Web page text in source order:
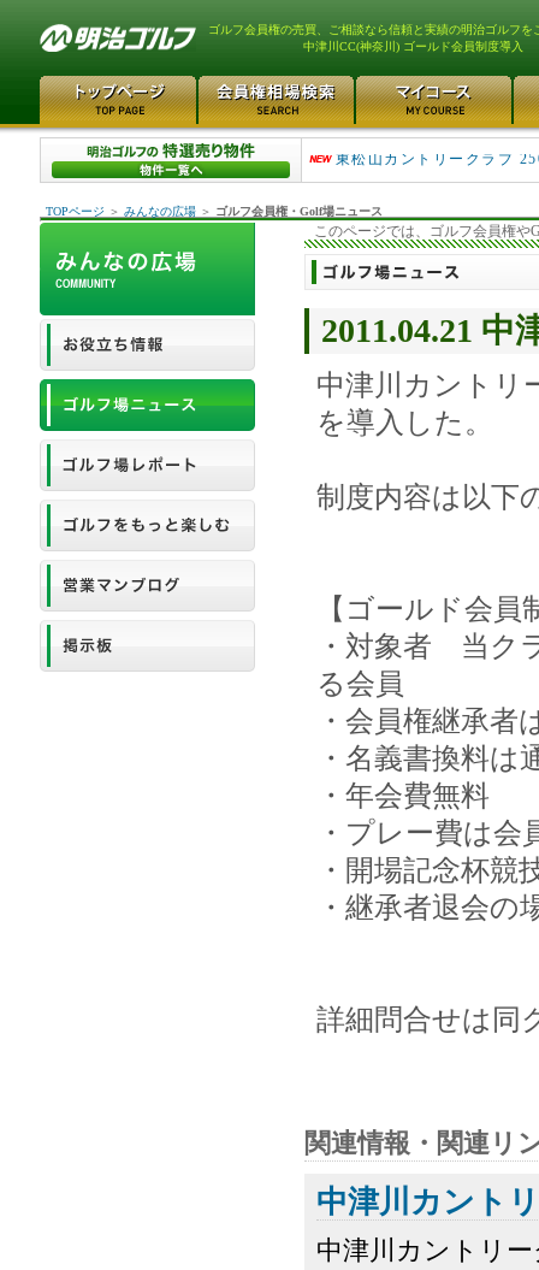
ゴルフ会員権の売買、ご相談なら信頼と実績の明治ゴルフを
中津川CC(神奈川) ゴールド会員制度導入
平塚富士見カントリーク
東松山カントリークラブ
TOPページ ＞ みんなの広場 ＞ ゴルフ会員権・Golf場ニュース
このページでは、ゴルフ会員権や
2011.04.21
中津川カントリ
を導入した。
制度内容は以下
【ゴールド会員
・対象者 当ク
る会員
・会員権継承者
・名義書換料は
・年会費無料
・プレー費は
・開場記念杯競
・継承者退会
詳細問合せは同
関連情報・関連リ
中津川カント
中津川カントリ